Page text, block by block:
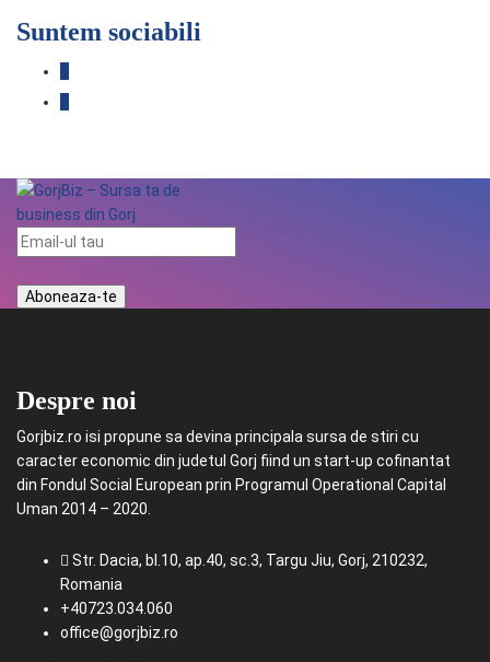
Suntem sociabili
Despre noi
Gorjbiz.ro isi propune sa devina principala sursa de stiri cu
caracter economic din judetul Gorj fiind un start-up cofinantat
din Fondul Social European prin Programul Operational Capital
Uman 2014 – 2020.
Str. Dacia, bl.10, ap.40, sc.3, Targu Jiu, Gorj, 210232,
Romania
+40723.034.060
office@gorjbiz.ro